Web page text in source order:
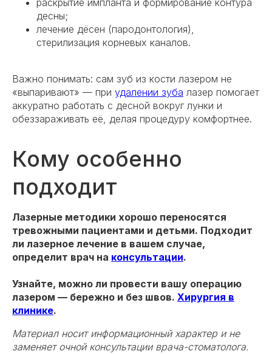
раскрытие импланта и формирование контура
десны;
лечение дёсен (пародонтология),
стерилизация корневых каналов.
Важно понимать: сам зуб из кости лазером не
«выпаривают» — при удалении зуба лазер помогает
аккуратно работать с десной вокруг лунки и
обеззараживать её, делая процедуру комфортнее.
Кому особенно
подходит
Лазерные методики хорошо переносятся
тревожными пациентами и детьми. Подходит
ли лазерное лечение в вашем случае,
определит врач на консультации.
Узнайте, можно ли провести вашу операцию
лазером — бережно и без швов. Хирургия в
клинике.
Материал носит информационный характер и не
заменяет очной консультации врача-стоматолога.